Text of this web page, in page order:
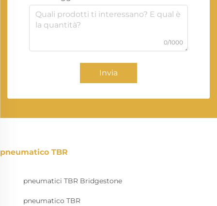
0/1000
Invia
pneumatico TBR
pneumatici TBR Bridgestone
pneumatico TBR